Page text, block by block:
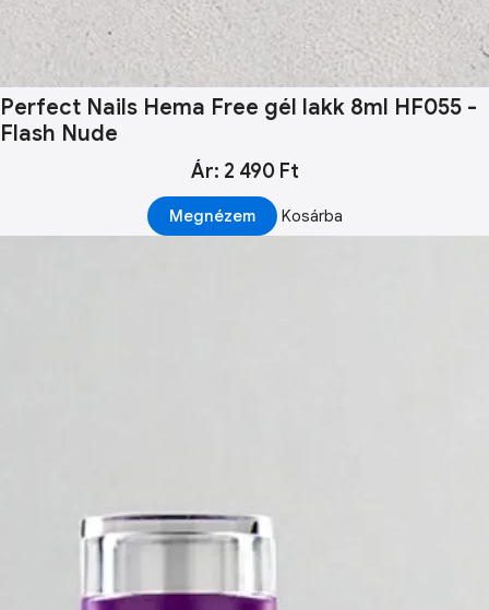
Perfect Nails Hema Free gél lakk 8ml HF055 -
Flash Nude
Ár: 2 490 Ft
Megnézem Kosárba